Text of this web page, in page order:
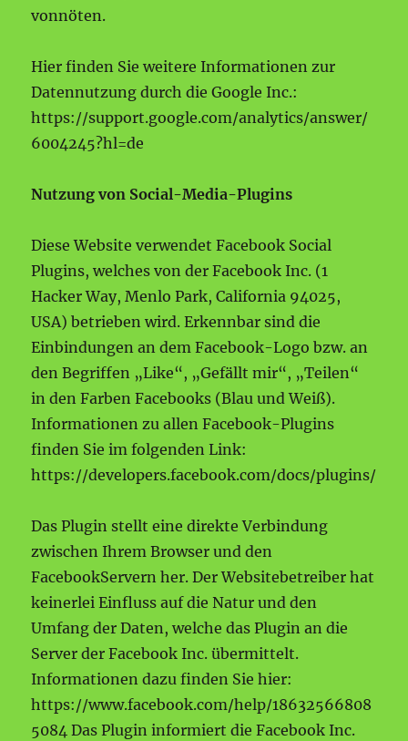
vonnöten.
Hier finden Sie weitere Informationen zur
Datennutzung durch die Google Inc.:
https://support.google.com/analytics/answer/
6004245?hl=de
Nutzung von Social-Media-Plugins
Diese Website verwendet Facebook Social
Plugins, welches von der Facebook Inc. (1
Hacker Way, Menlo Park, California 94025,
USA) betrieben wird. Erkennbar sind die
Einbindungen an dem Facebook-Logo bzw. an
den Begriffen „Like“, „Gefällt mir“, „Teilen“
in den Farben Facebooks (Blau und Weiß).
Informationen zu allen Facebook-Plugins
finden Sie im folgenden Link:
https://developers.facebook.com/docs/plugins/
Das Plugin stellt eine direkte Verbindung
zwischen Ihrem Browser und den
FacebookServern her. Der Websitebetreiber hat
keinerlei Einfluss auf die Natur und den
Umfang der Daten, welche das Plugin an die
Server der Facebook Inc. übermittelt.
Informationen dazu finden Sie hier:
https://www.facebook.com/help/18632566808
5084 Das Plugin informiert die Facebook Inc.